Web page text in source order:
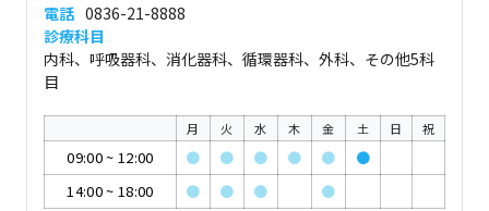
電話 0836-21-8888
診療科目
内科、呼吸器科、消化器科、循環器科、外科、その他5科
目
月 火 水 木 金 土 日 祝
09:00~ 12:00 ● ● ● ● ●
●
14:00~ 18:00 ● ● ● ●